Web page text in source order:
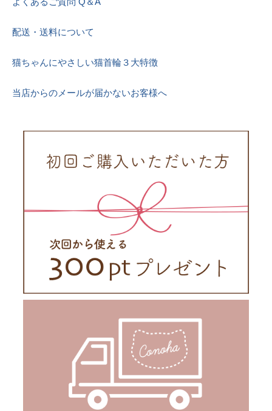
配送・送料について
猫ちゃんにやさしい猫首輪３大特徴
当店からのメールが届かないお客様へ